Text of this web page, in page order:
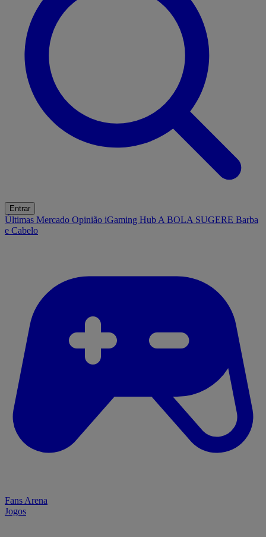
Entrar
Últimas Mercado Opinião iGaming Hub A BOLA SUGERE Barba
e Cabelo
Fans Arena
Jogos